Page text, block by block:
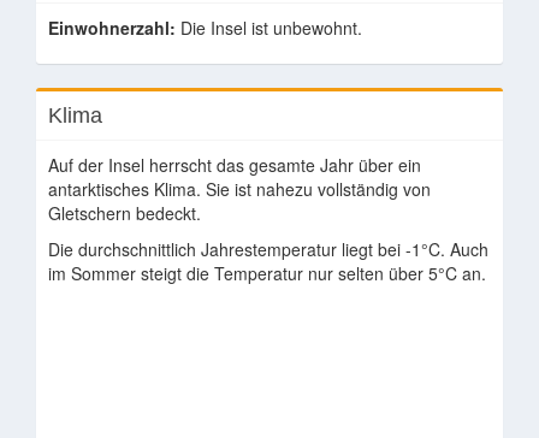
Einwohnerzahl: Die Insel ist unbewohnt.
Klima
Auf der Insel herrscht das gesamte Jahr über ein
antarktisches Klima. Sie ist nahezu vollständig von
Gletschern bedeckt.
Die durchschnittlich Jahrestemperatur liegt bei -1°C. Auch
im Sommer steigt die Temperatur nur selten über 5°C an.